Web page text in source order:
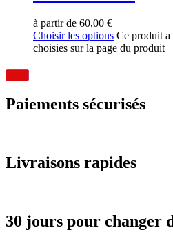
à partir de 60,00 €
Choisir les options Ce produit a
choisies sur la page du produit
Paiements sécurisés
Livraisons rapides
30 jours pour changer